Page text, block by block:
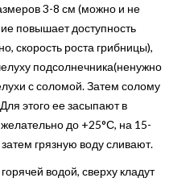
3-8 см (можно и не
повышает доступность
скорость роста грибницы),
подсолнечника(ненужно
с соломой. Затем солому
этого ее засыпают в
до +25°С, на 15-
грязную воду сливают.
водой, сверху кладут